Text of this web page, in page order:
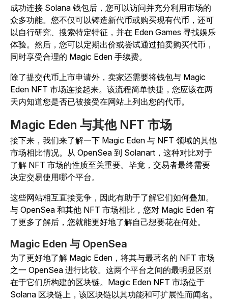
成功连接 Solana 钱包后，您可以访问并充分利用市场的
众多功能。您不仅可以铸造新代币或购买现有代币，还可
以自行研究、搜索特定特征，并在 Eden Games 寻找娱乐
体验。然后，您可以定期出价或尝试通过拍卖购买代币，
同时享受合理的 Magic Eden 手续费。
除了提交代币上市申请外，卖家还需要将钱包与 Magic
Eden NFT 市场连接起来。该流程简单快捷，您应该在两
天内知道您是否已被接受在网站上列出您的代币。
Magic Eden 与其他 NFT 市场
接下来，我们来了解一下 Magic Eden 与 NFT 领域的其他
市场相比情况。从 OpenSea 到 Solanart，这种对比对于
了解 NFT 市场的性质至关重要。毕竟，交易者最终需要
决定交易使用哪个平台。
这些网站相互直接竞争，因此有助于了解它们如何叠加。
与 OpenSea 和其他 NFT 市场相比，您对 Magic Eden 有
了更多了解后，您就能更好地了解自己想要花在何处。
Magic Eden 与 OpenSea
为了更好地了解 Magic Eden，将其与最著名的 NFT 市场
之一 OpenSea 进行比较。这两个平台之间的最明显区别
在于它们所构建的区块链。Magic Eden NFT 市场位于
Solana 区块链上，该区块链以其功能和可扩展性而闻名。